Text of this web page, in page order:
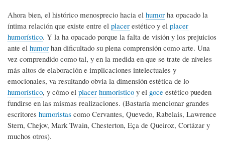
Ahora bien, el histórico menosprecio hacia el humor ha opacado la
íntima relación que existe entre el placer estético y el placer
humorístico. Y la ha opacado porque la falta de visión y los prejuicios
ante el humor han dificultado su plena comprensión como arte. Una
vez comprendido como tal, y en la medida en que se trate de niveles
más altos de elaboración e implicaciones intelectuales y
emocionales, va resultando obvia la dimensión estética de lo
humorístico, y cómo el placer humorístico y el goce estético pueden
fundirse en las mismas realizaciones. (Bastaría mencionar grandes
escritores humoristas como Cervantes, Quevedo, Rabelais, Lawrence
Stern, Chejov, Mark Twain, Chesterton, Eça de Queiroz, Cortázar y
muchos otros).